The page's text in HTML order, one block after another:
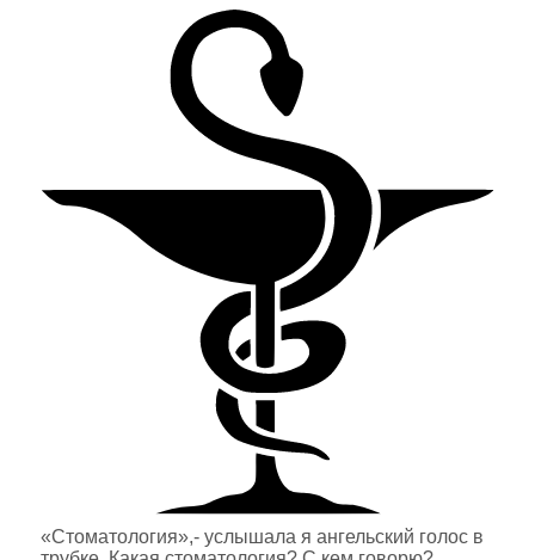
«Стоматология»,- услышала я ангельский голос в